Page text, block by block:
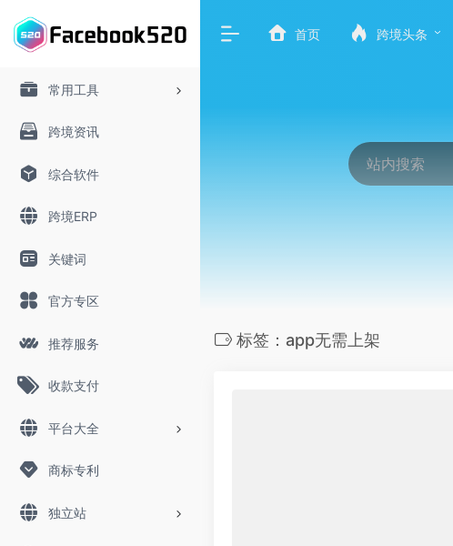
常用工具
跨境资讯
综合软件
跨境ERP
关键词
官方专区
推荐服务
收款支付
平台大全
商标专利
独立站
首页 跨境头条
标签：app无需上架